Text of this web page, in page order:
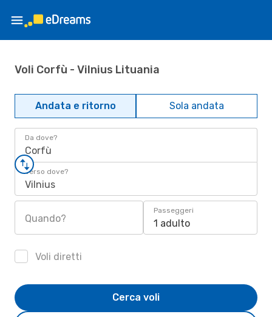
Voli Corfù - Vilnius Lituania
Andata e ritorno Sola andata
Da dove?
Corfù
Verso dove?
Vilnius
Quando?
Passeggeri
1 adulto
Voli diretti
Cerca voli